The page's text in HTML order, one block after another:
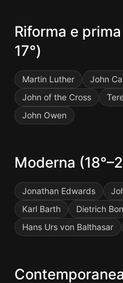
Riforma e
17°)
Martin Luther John
John of the Cross
John Owen
Moderna
Jonathan Edwards
Karl Barth
Dietrich
Hans Urs von Balthasar